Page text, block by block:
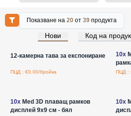
Показване на20 от39 продукта
Нови Код на
Влезте за цени на едро
12-камерна тава за експониране
ПЦД : €0.00/бройка
10x
ПЦД :
10xMed 3D плаващ рамков
дисплей 9x9 см - бял
10x